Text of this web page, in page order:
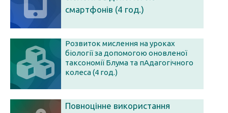
смартфонів (4 год.)
Розвиток мислення на уроках
біології за допомогою оновленої
таксономії Блума та пАдагогічного
колеса (4 год.)
Повноцінне використання